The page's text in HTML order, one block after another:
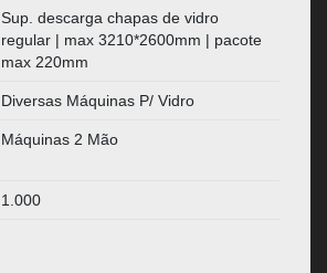
Sup. descarga chapas de vidro
regular | max 3210*2600mm | pacote
max 220mm
Diversas Máquinas P/ Vidro
Máquinas 2 Mão
1.000